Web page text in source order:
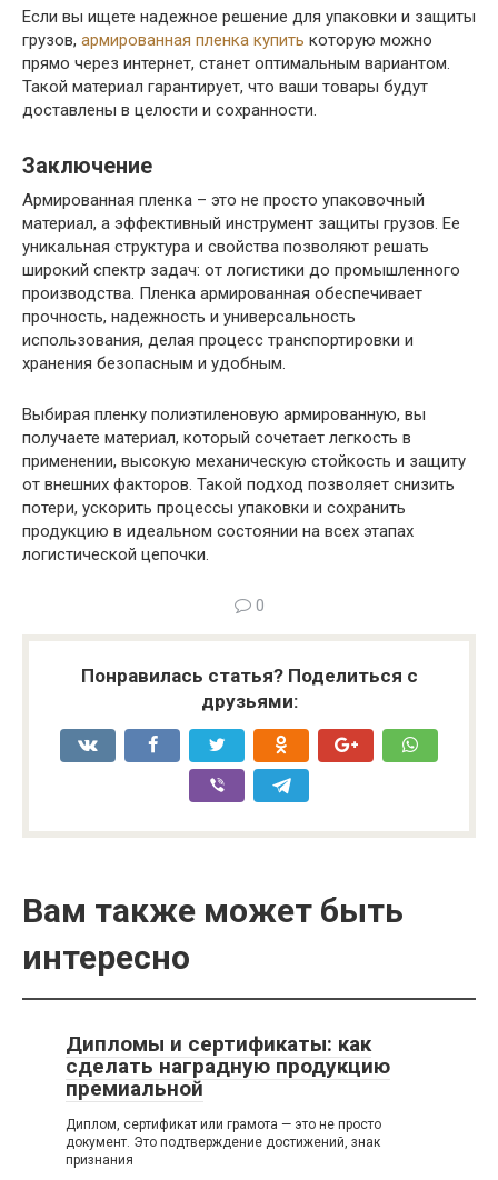
Если вы ищете надежное решение для упаковки и защиты
грузов, армированная пленка купить которую можно
прямо через интернет, станет оптимальным вариантом.
Такой материал гарантирует, что ваши товары будут
доставлены в целости и сохранности.
Заключение
Армированная пленка – это не просто упаковочный
материал, а эффективный инструмент защиты грузов. Ее
уникальная структура и свойства позволяют решать
широкий спектр задач: от логистики до промышленного
производства. Пленка армированная обеспечивает
прочность, надежность и универсальность
использования, делая процесс транспортировки и
хранения безопасным и удобным.
Выбирая пленку полиэтиленовую армированную, вы
получаете материал, который сочетает легкость в
применении, высокую механическую стойкость и защиту
от внешних факторов. Такой подход позволяет снизить
потери, ускорить процессы упаковки и сохранить
продукцию в идеальном состоянии на всех этапах
логистической цепочки.
0
Понравилась статья? Поделиться с
друзьями:
Вам также может быть
интересно
Дипломы и сертификаты: как
сделать наградную продукцию
премиальной
Диплом, сертификат или грамота — это не просто
документ. Это подтверждение достижений, знак
признания